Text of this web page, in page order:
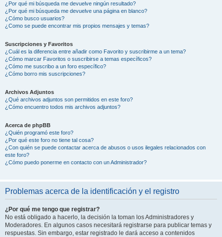
¿Por qué mi búsqueda me devuelve ningún resultado?
¿Por qué mi búsqueda me devuelve una página en blanco?
¿Cómo busco usuarios?
¿Como se puede encontrar mis propios mensajes y temas?
Suscripciones y Favoritos
¿Cuál es la diferencia entre añadir como Favorito y suscribirme a un tema?
¿Cómo marcar Favoritos o suscribirse a temas específicos?
¿Cómo me suscribo a un foro específico?
¿Cómo borro mis suscripciones?
Archivos Adjuntos
¿Qué archivos adjuntos son permitidos en este foro?
¿Cómo encuentro todos mis archivos adjuntos?
Acerca de phpBB
¿Quién programó este foro?
¿Por qué este foro no tiene tal cosa?
¿Con quién se puede contactar acerca de abusos o usos ilegales relacionados con
este foro?
¿Cómo puedo ponerme en contacto con un Administrador?
Problemas acerca de la identificación y el registro
¿Por qué me tengo que registrar?
No está obligado a hacerlo, la decisión la toman los Administradores y
Moderadores. En algunos casos necesitará registrarse para publicar temas y
respuestas. Sin embargo, estar registrado le dará acceso a contenidos